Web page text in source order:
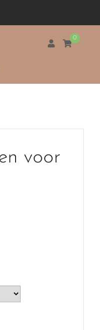
0
voor